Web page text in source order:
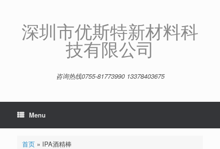
深圳市优斯特新材料科
技有限公司
咨询热线0755-81773990 13378403675
Menu
首页» IPA酒精棒